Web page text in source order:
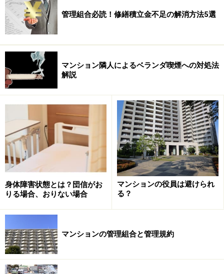
管理組合必読！修繕積立金不足の解消方法5選
マンション隣人によるベランダ喫煙への対処法
解説
身体障害状態とは？団信がお
りる場合、おりない場合
マンションの役員は避けられ
る？
マンションの管理組合と管理規約